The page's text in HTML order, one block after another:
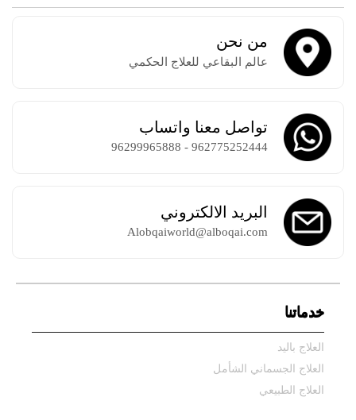
من نحن
عالم البقاعي للعلاج الحكمي
تواصل معنا واتساب
962775252444 - 96299965888
البريد الالكتروني
Alobqaiworld@alboqai.com
خدماتنا
العلاج باليد
العلاج الجسماني الشأمل
العلاج الطبيعي